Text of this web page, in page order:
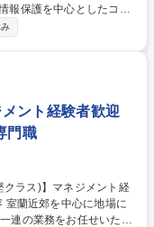
報保護を中心としたコン
ェックや業界団体の報
法令等制改定対応■社内
む）■安全管理措置のチ
ェック、アームズレング
ンス面から検討等) 募
台の新銀行/リ
ント経験者歓迎
門職
連の業務をお任せいたし